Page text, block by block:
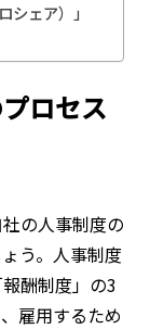
ェア）」
ロセス
の人事制度の
う。人事制度
酬制度」の3
雇用するため